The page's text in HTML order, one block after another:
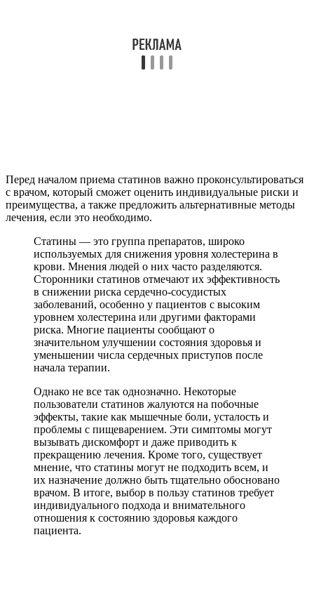
Перед началом приема статинов важно проконсультироваться
с врачом, который сможет оценить индивидуальные риски и
преимущества, а также предложить альтернативные методы
лечения, если это необходимо.
Статины — это группа препаратов, широко
используемых для снижения уровня холестерина в
крови. Мнения людей о них часто разделяются.
Сторонники статинов отмечают их эффективность
в снижении риска сердечно-сосудистых
заболеваний, особенно у пациентов с высоким
уровнем холестерина или другими факторами
риска. Многие пациенты сообщают о
значительном улучшении состояния здоровья и
уменьшении числа сердечных приступов после
начала терапии.
Однако не все так однозначно. Некоторые
пользователи статинов жалуются на побочные
эффекты, такие как мышечные боли, усталость и
проблемы с пищеварением. Эти симптомы могут
вызывать дискомфорт и даже приводить к
прекращению лечения. Кроме того, существует
мнение, что статины могут не подходить всем, и
их назначение должно быть тщательно обосновано
врачом. В итоге, выбор в пользу статинов требует
индивидуального подхода и внимательного
отношения к состоянию здоровья каждого
пациента.